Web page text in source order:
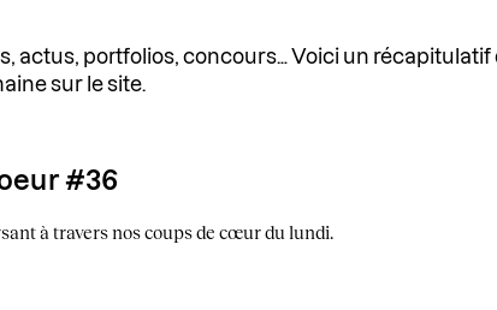
actus, portfolios, concours… Voici un récapitulatif
sur le site.
#36
à travers nos coups de cœur du lundi.